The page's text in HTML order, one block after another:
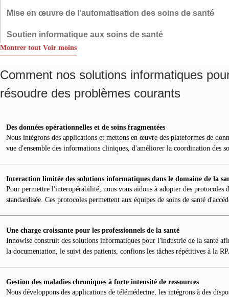
l'informatique dématérialisée (en fonction du coût, de la sécurité et
nous la mettons en œuvre.
fonctions de sécurité - comme le cryptage des données en transit et
en surveillant les menaces potentielles à l'aide d'outils SIEM et
RMM.
Mise en œuvre de l'automatisation des soins de santé
d'automatisation personnalisées. Des robots intelligents
d'automatisation des processus (RPA) qui réduisent les tâches
de remboursement, en passant par la facturation et le codage
médicaux, et bien d'autres choses encore.
Soutien informatique aux soins de santé
Chez Innowise, nous ne nous contentons pas de développer des
soutenons après le lancement aussi longtemps que vous en avez
besoin, en laissant des développeurs expérimentés introduire des
améliorations et traiter tous les problèmes qui surviennent.
Montrer tout Voir moins
Comment nos solutions informatiques
résoudre des problèmes courants
Des données opérationnelles et de soins fragmentées
Nous intégrons des applications et mettons en œuvre des plateformes de
vue d'ensemble des informations cliniques, d'améliorer la coordination des
Interaction limitée des solutions informatiques dans le domaine de la
Pour permettre l'interopérabilité, nous vous aidons à adopter des
standardisée. Ces protocoles permettent aux équipes de soins de santé
Une charge croissante pour les professionnels de la santé
Innowise construit des solutions informatiques pour l'industrie de la santé
la documentation, le suivi des patients, confions les tâches répétitives à la
Gestion des maladies chroniques à forte intensité de ressources
Nous développons des applications de télémédecine, les intégrons à des